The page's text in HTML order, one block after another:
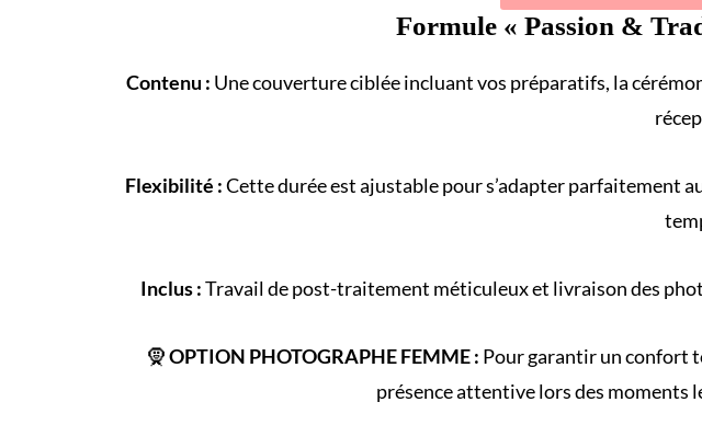
Formule « Passion &
Contenu : Une couverture ciblée incluant vos préparatifs, la
Flexibilité :Cette durée est ajustable pour s’adapter parfaitement
Inclus :Travail de post-traitement méticuleux et livraison des
🧕OPTION PHOTOGRAPHE FEMME : Pour garantir un confort
présence attentive lors des moments